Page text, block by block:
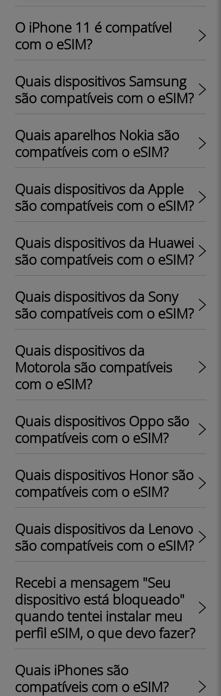
O iPhone 11 é compatível
com o eSIM?
Quais dispositivos Samsung
são compatíveis com o eSIM?
Quais aparelhos Nokia são
compatíveis com o eSIM?
Quais dispositivos da Apple
são compatíveis com o eSIM?
Quais dispositivos da Huawei
são compatíveis com o eSIM?
Quais dispositivos da Sony
são compatíveis com o eSIM?
Quais dispositivos da
Motorola são compatíveis
com o eSIM?
Quais dispositivos Oppo são
compatíveis com o eSIM?
Quais dispositivos Honor são
compatíveis com o eSIM?
Quais dispositivos da Lenovo
são compatíveis com o eSIM?
Recebi a mensagem "Seu
dispositivo está bloqueado"
quando tentei instalar meu
perfil eSIM, o que devo fazer?
Quais iPhones são
compatíveis com o eSIM?